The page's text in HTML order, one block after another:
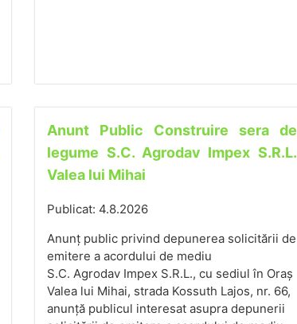
Anunt Public Construire sera de
legume S.C. Agrodav Impex S.R.L.
Valea lui Mihai
Publicat: 4.8.2026
Anunț public privind depunerea solicitării de
emitere a acordului de mediu
S.C. Agrodav Impex S.R.L., cu sediul în Oraș
Valea lui Mihai, strada Kossuth Lajos, nr. 66,
anunță publicul interesat asupra depunerii